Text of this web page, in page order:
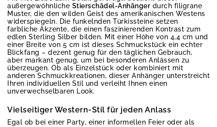
außergewöhnliche Stierschädel-Anhänger durch filigrane
Muster, die den wilden Geist des amerikanischen Westens
widerspiegeln. Die funkelnden Türkissteine setzen
farbliche Akzente, die einen faszinierenden Kontrast zum
edlen Sterling Silber bilden. Mit einer Höhe von 4,4 cm und
einer Breite von 5 cm ist dieses Schmuckstück ein echter
Blickfang – dezent genug für den täglichen Gebrauch,
aber markant genug, um bei besonderen Anlässen zu
überzeugen. Ob als Einzelstück oder kombiniert mit
anderen Schmuckkreationen, dieser Anhänger unterstreicht
Ihren individuellen Stil und verleiht Ihnen einen
unverwechselbaren Look.
Vielseitiger Western-Stil für jeden Anlass
Egal ob bei einer Party, einer informellen Feier oder als